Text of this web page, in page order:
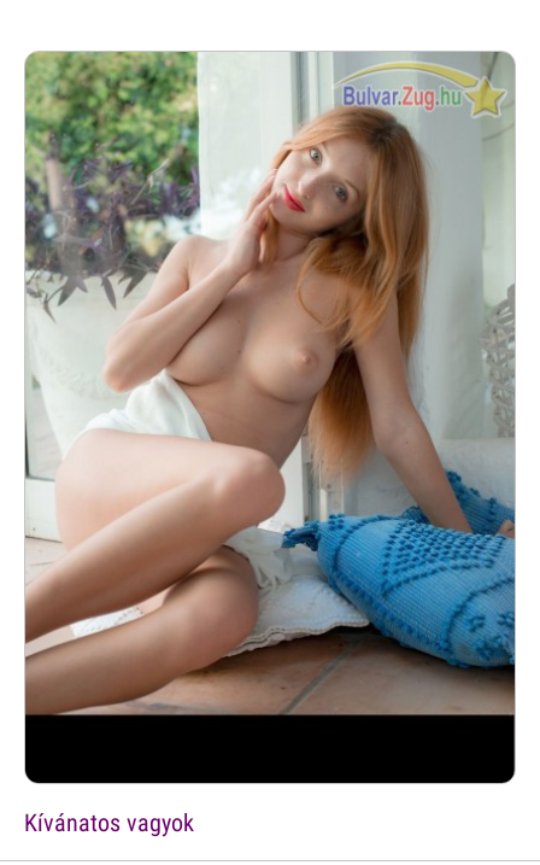
Kívánatos vagyok